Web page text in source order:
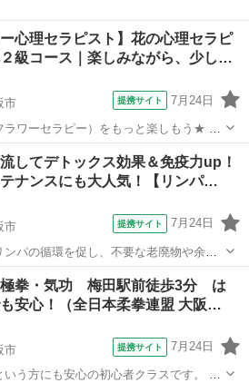
ー心理セラピスト】花の心理セラピ
級コース｜楽しみながら、少し…
市 提携サイト 7月24日
ワーセラピー）をもっと楽しもう★ ・
心理学を学びたい方に
してデトックス効果＆免疫力up！
ナンスにも大人気！【リンパ…
市 提携サイト 7月24日
パの循環を促し、不要な老廃物や余分
労回復・冷え・むくみ・ストレス等、
・美肌効果にも大注目の『リンパボデ
ションサロン...
ジ
極拳・気功 梅田駅前徒歩3分 は
安心！（全日本柔拳連盟 大阪…
市 提携サイト 7月24日
う方にも安心の初心者クラスです。 運